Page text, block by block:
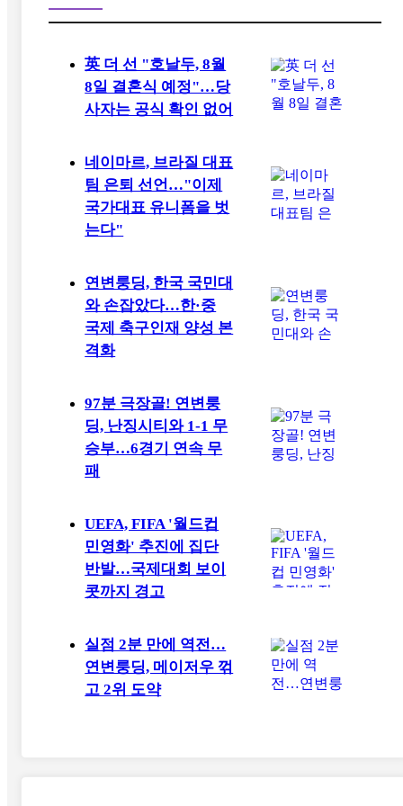
英 더 선 "호날두, 8월
8일 결혼식 예정"…당
사자는 공식 확인 없어
네이마르, 브라질 대표
팀 은퇴 선언…"이제
국가대표 유니폼을 벗
는다"
연변룽딩, 한국 국민대
와 손잡았다…한·중
국제 축구인재 양성 본
격화
97분 극장골! 연변룽
딩, 난징시티와 1-1 무
승부…6경기 연속 무
패
UEFA, FIFA '월드컵
민영화' 추진에 집단
반발…국제대회 보이
콧까지 경고
실점 2분 만에 역전…
연변룽딩, 메이저우 꺾
고 2위 도약